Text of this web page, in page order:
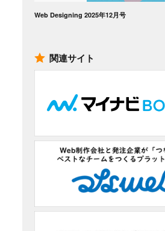
Web Designing 2025年12月号
関連サイト